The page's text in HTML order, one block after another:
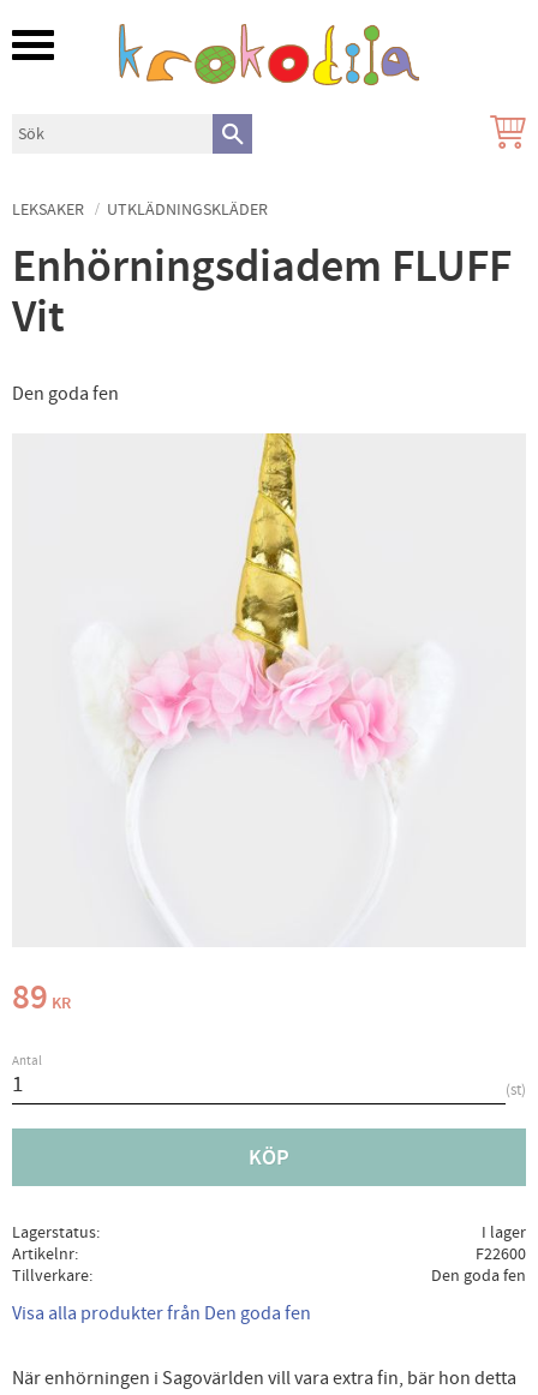
Meny
LEKSAKER UTKLÄDNINGSKLÄDER
Enhörningsdiadem FLUFF
Vit
Den goda fen
89 KR
Antal
st
KÖP
Lagerstatus
I lager
Artikelnr
F22600
Tillverkare
Den goda fen
Visa alla produkter från Den goda fen
När enhörningen i Sagovärlden vill vara extra fin, bär hon detta